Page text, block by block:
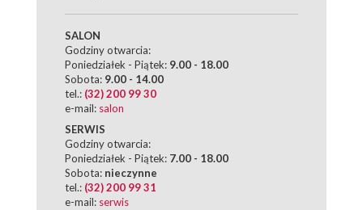
SALON
Godziny otwarcia:
Poniedziałek - Piątek: 9.00 - 18.00
Sobota: 9.00 - 14.00
tel.: (32) 200 99 30
e-mail: salon
SERWIS
Godziny otwarcia:
Poniedziałek - Piątek: 7.00 - 18.00
Sobota: nieczynne
tel.: (32) 200 99 31
e-mail: serwis